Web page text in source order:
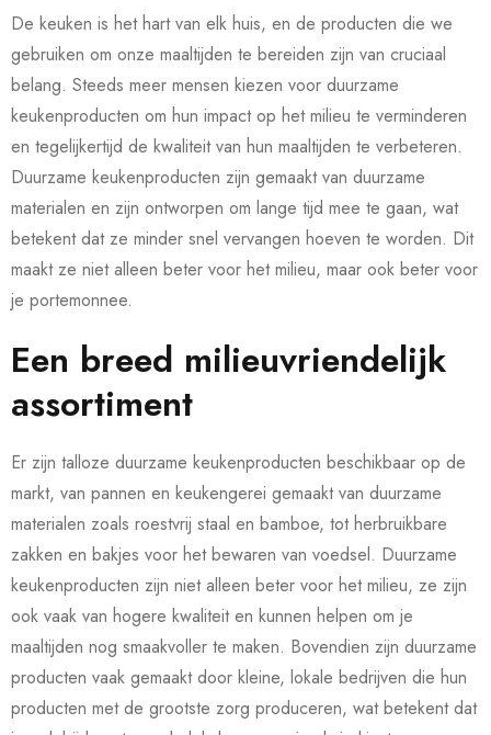
De keuken is het hart van elk huis, en de producten die we
gebruiken om onze maaltijden te bereiden zijn van cruciaal
belang. Steeds meer mensen kiezen voor duurzame
keukenproducten om hun impact op het milieu te verminderen
en tegelijkertijd de kwaliteit van hun maaltijden te verbeteren.
Duurzame keukenproducten zijn gemaakt van duurzame
materialen en zijn ontworpen om lange tijd mee te gaan, wat
betekent dat ze minder snel vervangen hoeven te worden. Dit
maakt ze niet alleen beter voor het milieu, maar ook beter voor
je portemonnee.
Een breed milieuvriendelijk
assortiment
Er zijn talloze duurzame keukenproducten beschikbaar op de
markt, van pannen en keukengerei gemaakt van duurzame
materialen zoals roestvrij staal en bamboe, tot herbruikbare
zakken en bakjes voor het bewaren van voedsel. Duurzame
keukenproducten zijn niet alleen beter voor het milieu, ze zijn
ook vaak van hogere kwaliteit en kunnen helpen om je
maaltijden nog smaakvoller te maken. Bovendien zijn duurzame
producten vaak gemaakt door kleine, lokale bedrijven die hun
producten met de grootste zorg produceren, wat betekent dat